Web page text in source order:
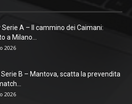
Serie A – Il cammino dei Caimani:
a Milano...
2026
Serie B – Mantova, scatta la prevendita
2026